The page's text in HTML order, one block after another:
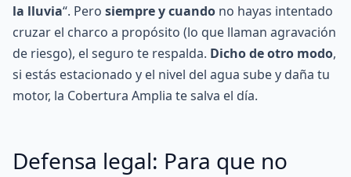
la lluvia“. Pero siempre y cuando no hayas intentado
cruzar el charco a propósito (lo que llaman agravación
de riesgo), el seguro te respalda. Dicho de otro modo,
si estás estacionado y el nivel del agua sube y daña tu
motor, la Cobertura Amplia te salva el día.
Defensa legal: Para que no